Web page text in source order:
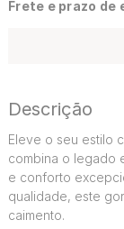
Frete e prazo de
Descrição
Eleve o seu estilo
combina o legado
e conforto
qualidade, este
caimento.